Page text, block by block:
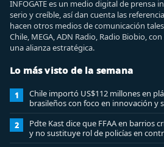
INFOGATE es un medio digital de prensa
serio y creíble, así dan cuenta las
hacen otros medios de comunicación
Chile, MEGA, ADN Radio, Radio Biobio,
una alianza estratégica.
Lo más visto de la semana
1
Chile importó US$112 millones en
brasileños con foco en innovación y
2
Pdte Kast dice que FFAA en barrios
y no sustituye rol de policías en